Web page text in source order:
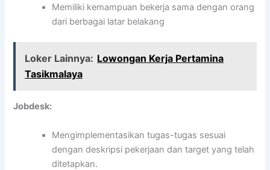
Memiliki kemampuan bekerja sama dengan orang
dari berbagai latar belakang
Loker Lainnya: Lowongan Kerja Pertamina
Tasikmalaya
Jobdesk:
Mengimplementasikan tugas-tugas sesuai
dengan deskripsi pekerjaan dan target yang telah
ditetapkan.